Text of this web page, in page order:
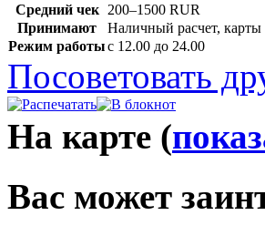
Средний чек
200–1500 RUR
Принимают
Наличный расчет,
Режим работыс 12.00 до 24.00
Посоветовать
На карте (
Вас может